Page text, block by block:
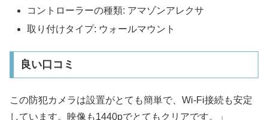
コントローラーの種類: アマゾンアレクサ
取り付けタイプ: ウォールマウント
良い口コミ
この防犯カメラは設置がとても簡単で、Wi-Fi接続も安定
しています。映像も1440pでとてもクリアです。」